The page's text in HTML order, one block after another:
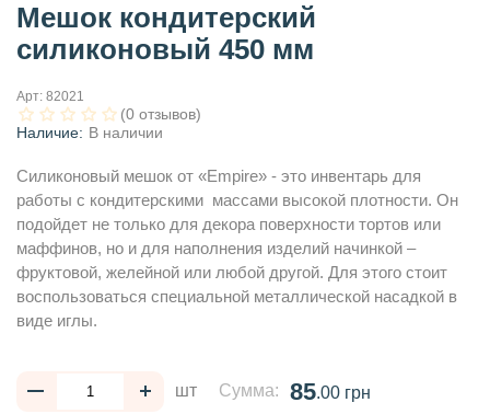
Мешок кондитерский
силиконовый 450 мм
Арт: 82021
(0 отзывов)
Наличие: В наличии
Силиконовый мешок от «Empire» - это инвентарь для
работы с кондитерскими массами высокой плотности. Он
подойдет не только для декора поверхности тортов или
маффинов, но и для наполнения изделий начинкой –
фруктовой, желейной или любой другой. Для этого стоит
воспользоваться специальной металлической насадкой в
виде иглы.
шт Сумма: 85.00 грн